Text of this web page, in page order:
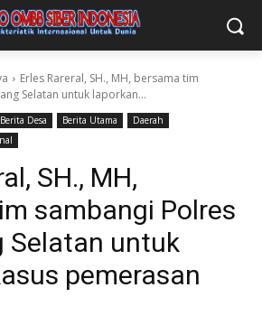
Erles Rareral, SH., MH, bersama tim
Selatan untuk laporkan...
Berita Desa Berita Utama
Daerah
SH., MH,
sambangi Polres
Selatan untuk
pemerasan